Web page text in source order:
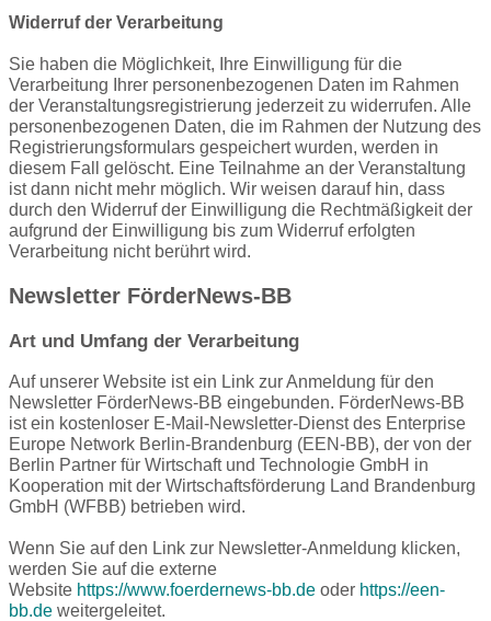
Widerruf der Verarbeitung
Sie haben die Möglichkeit, Ihre Einwilligung für die
Verarbeitung Ihrer personenbezogenen Daten im Rahmen
der Veranstaltungsregistrierung jederzeit zu widerrufen. Alle
personenbezogenen Daten, die im Rahmen der Nutzung des
Registrierungsformulars gespeichert wurden, werden in
diesem Fall gelöscht. Eine Teilnahme an der Veranstaltung
ist dann nicht mehr möglich. Wir weisen darauf hin, dass
durch den Widerruf der Einwilligung die Rechtmäßigkeit der
aufgrund der Einwilligung bis zum Widerruf erfolgten
Verarbeitung nicht berührt wird.
Newsletter FörderNews-BB
Art und Umfang der Verarbeitung
Auf unserer Website ist ein Link zur Anmeldung für den
Newsletter FörderNews-BB eingebunden. FörderNews-BB
ist ein kostenloser E-Mail-Newsletter-Dienst des Enterprise
Europe Network Berlin-Brandenburg (EEN-BB), der von der
Berlin Partner für Wirtschaft und Technologie GmbH in
Kooperation mit der Wirtschaftsförderung Land Brandenburg
GmbH (WFBB) betrieben wird.
Wenn Sie auf den Link zur Newsletter-Anmeldung klicken,
werden Sie auf die externe
Website https://www.foerdernews-bb.de oder https://een-
bb.de weitergeleitet.